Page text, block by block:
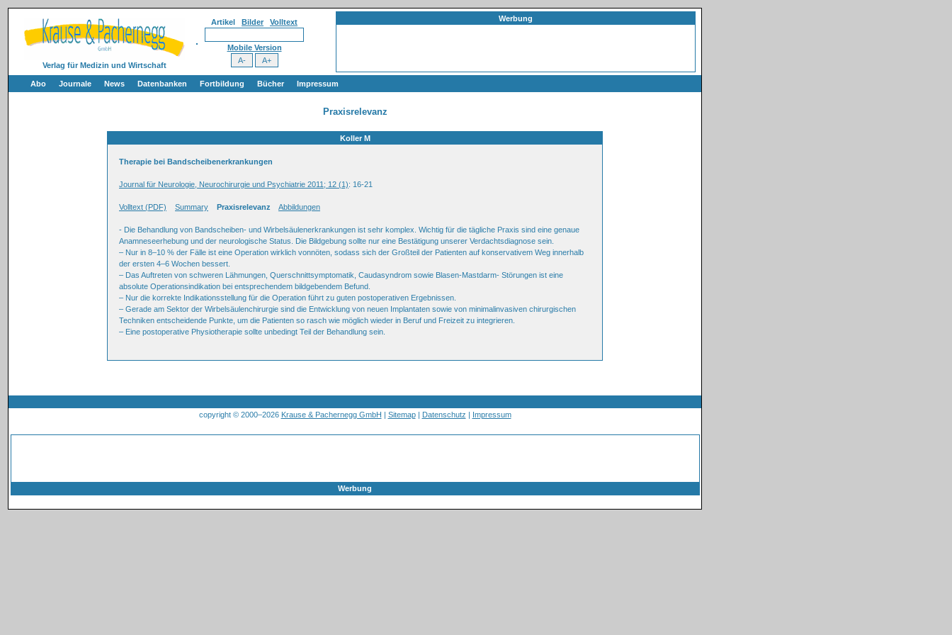
Verlag für Medizin und Wirtschaft
Artikel Bilder Volltext
Mobile Version
Werbung
Abo Journale News Datenbanken Fortbildung Bücher Impressum
Praxisrelevanz
Koller M
Therapie bei Bandscheibenerkrankungen
Journal für Neurologie, Neurochirurgie und Psychiatrie 2011; 12 (1): 16-21
Volltext (PDF) Summary Praxisrelevanz Abbildungen
- Die Behandlung von Bandscheiben- und Wirbelsäulenerkrankungen ist sehr komplex. Wichtig für die tägliche Praxis sind eine genaue
Anamneseerhebung und der neurologische Status. Die Bildgebung sollte nur eine Bestätigung unserer Verdachtsdiagnose sein.
– Nur in 8–10 % der Fälle ist eine Operation wirklich vonnöten, sodass sich der Großteil der Patienten auf konservativem Weg innerhalb
der ersten 4–6 Wochen bessert.
– Das Auftreten von schweren Lähmungen, Querschnittsymptomatik, Caudasyndrom sowie Blasen-Mastdarm- Störungen ist eine
absolute Operationsindikation bei entsprechendem bildgebendem Befund.
– Nur die korrekte Indikationsstellung für die Operation führt zu guten postoperativen Ergebnissen.
– Gerade am Sektor der Wirbelsäulenchirurgie sind die Entwicklung von neuen Implantaten sowie von minimalinvasiven chirurgischen
Techniken entscheidende Punkte, um die Patienten so rasch wie möglich wieder in Beruf und Freizeit zu integrieren.
– Eine postoperative Physiotherapie sollte unbedingt Teil der Behandlung sein.
copyright © 2000–2026 Krause & Pachernegg GmbH | Sitemap| Datenschutz | Impressum
Werbung